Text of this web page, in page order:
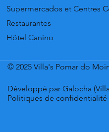
Supermercados et Centres
Restaurantes
Hôtel Canino
© 2025 Villa's Pomar do
Développé par Galocha
Politiques de confidentialité